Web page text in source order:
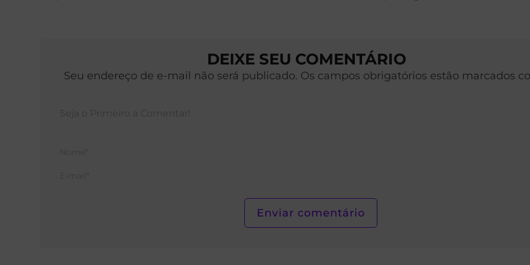
DEIXE SEU COMENTÁRIO
Seu endereço de e-mail não será publicado. Os campos obrigatórios estão marcados